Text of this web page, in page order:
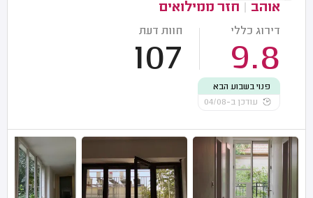
אוהב חזר ממילואים
דירוג כללי
9.8
חוות דעת
107
פנוי בשבוע הבא
עודכן ב-04/08